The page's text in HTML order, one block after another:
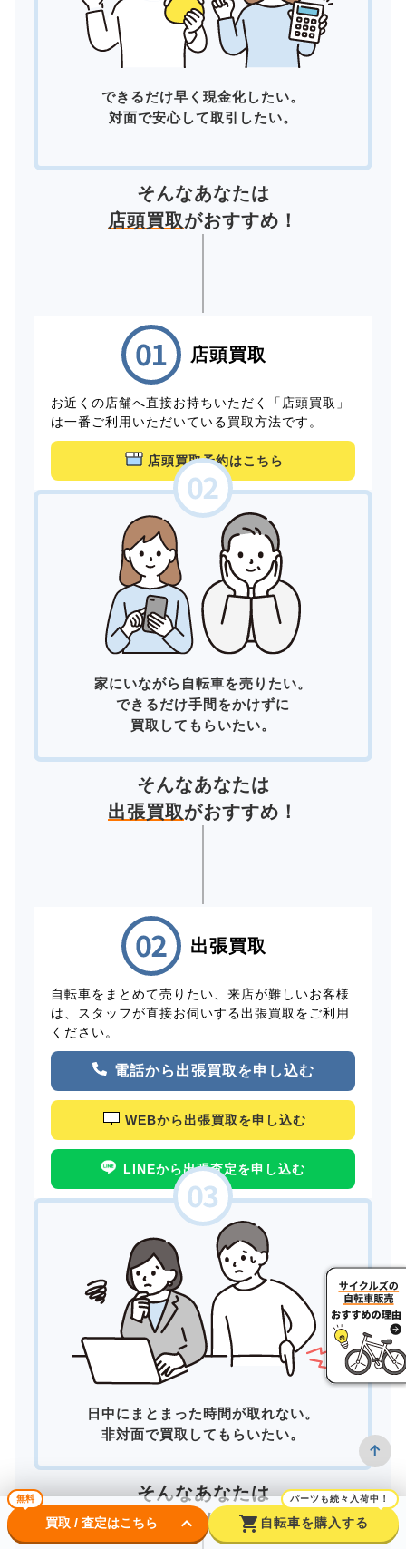
できるだけ早く現金化したい。
対面で安心して取引したい。
そんなあなたは
店頭買取がおすすめ！
店頭買取
お近くの店舗へ直接お持ちいただく「店頭買取」
は一番ご利用いただいている買取方法です。
店頭買取予約はこちら
家にいながら自転車を売りたい。
できるだけ手間をかけずに
買取してもらいたい。
そんなあなたは
出張買取がおすすめ！
出張買取
自転車をまとめて売りたい、来店が難しいお客様
は、スタッフが直接お伺いする出張買取をご利用
ください。
電話から出張買取を申し込む
WEBから出張買取を申し込む
LINEから出張査定を申し込む
日中にまとまった時間が取れない。
非対面で買取してもらいたい。
そんなあなたは
宅配買取がおすすめ！
無料
買取 / 査定はこちら keyboard_arrow_down shopping_cart
パーツも続々入荷中！
自転車を購入する